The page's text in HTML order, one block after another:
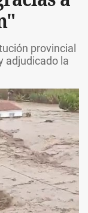
provincial
adjudicado la